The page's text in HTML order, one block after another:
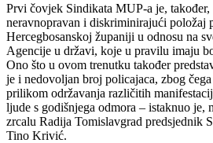
Prvi čovjek Sindikata MUP-a je, također,
neravnopravan i diskriminirajući položaj
Hercegbosanskoj županiji u odnosu na
Agencije u državi, koje u pravilu imaju
Ono što u ovom trenutku također
je i nedovoljan broj policajaca, zbog
prilikom održavanja različitih
ljude s godišnjega odmora – istaknuo je,
zrcalu Radija Tomislavgrad predsjednik
Tino Krivić.